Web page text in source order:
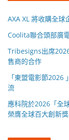
AXA XL 將收購全球
Coolita聯合頭部廣
Tribesigns出席
售商的合作
「東盟電影節
流
應科院於2026「全
榮膺全球百大創新